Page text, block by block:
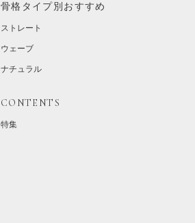
骨格タイプ別おすすめ
ストレート
ウェーブ
ナチュラル
CONTENTS
特集